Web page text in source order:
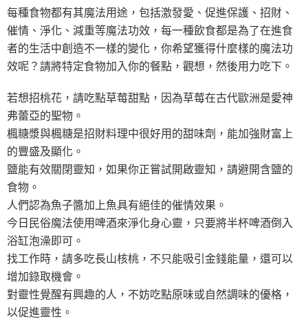
每種食物都有其魔法用途，包括激發愛、促進保護、招財、
催情、淨化、減重等魔法功效，每一種飲食都是為了在進食
者的生活中創造不一樣的變化，你希望獲得什麼樣的魔法功
效呢？請將特定食物加入你的餐點，觀想，然後用力吃下。
若想招桃花，請吃點草莓甜點，因為草莓在古代歐洲是愛神
弗蕾亞的聖物。
楓糖漿與楓糖是招財料理中很好用的甜味劑，能加強財富上
的豐盛及顯化。
鹽能有效關閉靈知，如果你正嘗試開啟靈知，請避開含鹽的
食物。
人們認為魚子醬加上魚具有絕佳的催情效果。
今日民俗魔法使用啤酒來淨化身心靈，只要將半杯啤酒倒入
浴缸泡澡即可。
找工作時，請多吃長山核桃，不只能吸引金錢能量，還可以
增加錄取機會。
對靈性覺醒有興趣的人，不妨吃點原味或自然調味的優格，
以促進靈性。